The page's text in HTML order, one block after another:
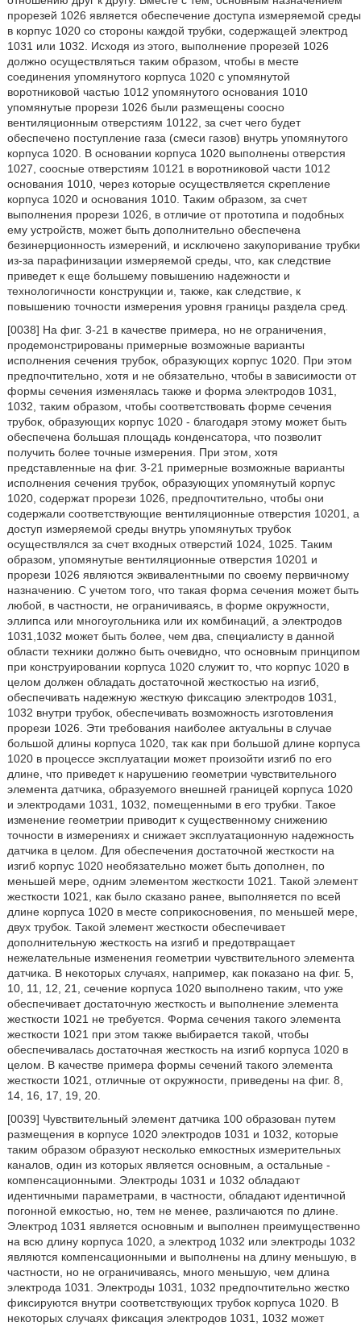
прорезей 1026 является обеспечение доступа измеряемой среды
в корпус 1020 со стороны каждой трубки, содержащей электрод
1031 или 1032. Исходя из этого, выполнение прорезей 1026
должно осуществляться таким образом, чтобы в месте
соединения упомянутого корпуса 1020 с упомянутой
воротниковой частью 1012 упомянутого основания 1010
упомянутые прорези 1026 были размещены соосно
вентиляционным отверстиям 10122, за счет чего будет
обеспечено поступление газа (смеси газов) внутрь упомянутого
корпуса 1020. В основании корпуса 1020 выполнены отверстия
1027, соосные отверстиям 10121 в воротниковой части 1012
основания 1010, через которые осуществляется скрепление
корпуса 1020 и основания 1010. Таким образом, за счет
выполнения прорези 1026, в отличие от прототипа и подобных
ему устройств, может быть дополнительно обеспечена
безинерционность измерений, и исключено закупоривание трубки
из-за парафинизации измеряемой среды, что, как следствие
приведет к еще большему повышению надежности и
технологичности конструкции и, также, как следствие, к
повышению точности измерения уровня границы раздела сред.
[0038] На фиг. 3-21 в качестве примера, но не ограничения,
продемонстрированы примерные возможные варианты
исполнения сечения трубок, образующих корпус 1020. При этом
предпочтительно, хотя и не обязательно, чтобы в зависимости от
формы сечения изменялась также и форма электродов 1031,
1032, таким образом, чтобы соответствовать форме сечения
трубок, образующих корпус 1020 - благодаря этому может быть
обеспечена большая площадь конденсатора, что позволит
получить более точные измерения. При этом, хотя
представленные на фиг. 3-21 примерные возможные варианты
исполнения сечения трубок, образующих упомянутый корпус
1020, содержат прорези 1026, предпочтительно, чтобы они
содержали соответствующие вентиляционные отверстия 10201, а
доступ измеряемой среды внутрь упомянутых трубок
осуществлялся за счет входных отверстий 1024, 1025. Таким
образом, упомянутые вентиляционные отверстия 10201 и
прорези 1026 являются эквивалентными по своему первичному
назначению. С учетом того, что такая форма сечения может быть
любой, в частности, не ограничиваясь, в форме окружности,
эллипса или многоугольника или их комбинаций, а электродов
1031,1032 может быть более, чем два, специалисту в данной
области техники должно быть очевидно, что основным принципом
при конструировании корпуса 1020 служит то, что корпус 1020 в
целом должен обладать достаточной жесткостью на изгиб,
обеспечивать надежную жесткую фиксацию электродов 1031,
1032 внутри трубок, обеспечивать возможность изготовления
прорези 1026. Эти требования наиболее актуальны в случае
большой длины корпуса 1020, так как при большой длине корпуса
1020 в процессе эксплуатации может произойти изгиб по его
длине, что приведет к нарушению геометрии чувствительного
элемента датчика, образуемого внешней границей корпуса 1020
и электродами 1031, 1032, помещенными в его трубки. Такое
изменение геометрии приводит к существенному снижению
точности в измерениях и снижает эксплуатационную надежность
датчика в целом. Для обеспечения достаточной жесткости на
изгиб корпус 1020 необязательно может быть дополнен, по
меньшей мере, одним элементом жесткости 1021. Такой элемент
жесткости 1021, как было сказано ранее, выполняется по всей
длине корпуса 1020 в месте соприкосновения, по меньшей мере,
двух трубок. Такой элемент жесткости обеспечивает
дополнительную жесткость на изгиб и предотвращает
нежелательные изменения геометрии чувствительного элемента
датчика. В некоторых случаях, например, как показано на фиг. 5,
10, 11, 12, 21, сечение корпуса 1020 выполнено таким, что уже
обеспечивает достаточную жесткость и выполнение элемента
жесткости 1021 не требуется. Форма сечения такого элемента
жесткости 1021 при этом также выбирается такой, чтобы
обеспечивалась достаточная жесткость на изгиб корпуса 1020 в
целом. В качестве примера формы сечений такого элемента
жесткости 1021, отличные от окружности, приведены на фиг. 8,
14, 16, 17, 19, 20.
[0039] Чувствительный элемент датчика 100 образован путем
размещения в корпусе 1020 электродов 1031 и 1032, которые
таким образом образуют несколько емкостных измерительных
каналов, один из которых является основным, а остальные -
компенсационными. Электроды 1031 и 1032 обладают
идентичными параметрами, в частности, обладают идентичной
погонной емкостью, но, тем не менее, различаются по длине.
Электрод 1031 является основным и выполнен преимущественно
на всю длину корпуса 1020, а электрод 1032 или электроды 1032
являются компенсационными и выполнены на длину меньшую, в
частности, но не ограничиваясь, много меньшую, чем длина
электрода 1031. Электроды 1031, 1032 предпочтительно жестко
фиксируются внутри соответствующих трубок корпуса 1020. В
некоторых случаях фиксация электродов 1031, 1032 может